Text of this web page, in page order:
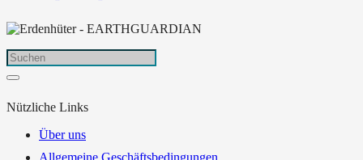
Nützliche Links
Über uns
Allgemeine Geschäftsbedingungen